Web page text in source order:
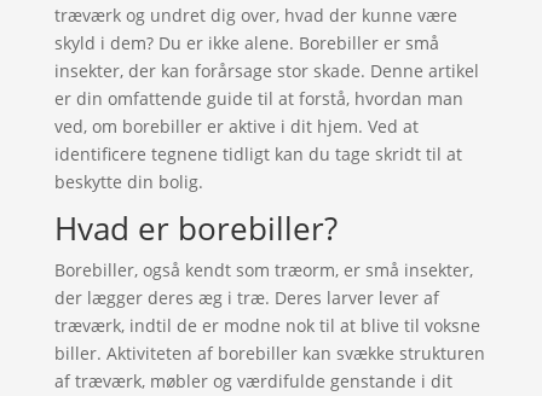
træværk og undret dig over, hvad der kunne være
skyld i dem? Du er ikke alene. Borebiller er små
insekter, der kan forårsage stor skade. Denne artikel
er din omfattende guide til at forstå, hvordan man
ved, om borebiller er aktive i dit hjem. Ved at
identificere tegnene tidligt kan du tage skridt til at
beskytte din bolig.
Hvad er borebiller?
Borebiller, også kendt som træorm, er små insekter,
der lægger deres æg i træ. Deres larver lever af
træværk, indtil de er modne nok til at blive til voksne
biller. Aktiviteten af borebiller kan svække strukturen
af træværk, møbler og værdifulde genstande i dit